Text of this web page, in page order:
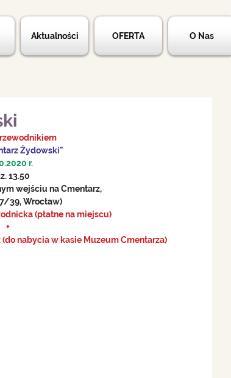
Aktualności OFERTA O Nas
Żydowski"
r.
13.50
wejściu na Cmentarz,
39, Wrocław)
(płatne na miejscu)
+
nabycia w kasie Muzeum Cmentarza)